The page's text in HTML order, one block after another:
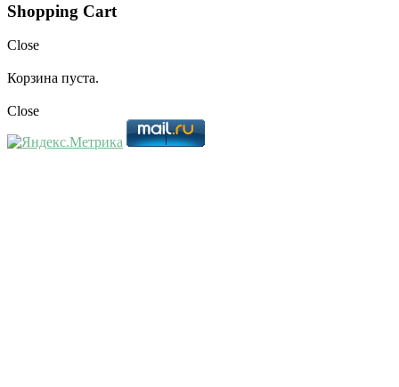
Shopping Cart
Close
Корзина пуста.
Close